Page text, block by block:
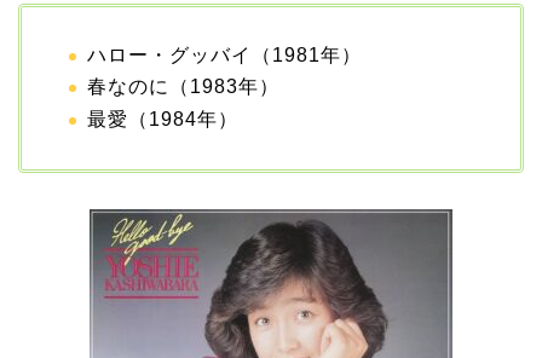
田村淳と嫁・香那の結婚
【画像】相葉雅紀の嫁は
関西出身の癒し系美人！
元タレントで交際期間約
10年！
ハロー・グッバイ（1981年）
春なのに（1983年）
最愛（1984年）